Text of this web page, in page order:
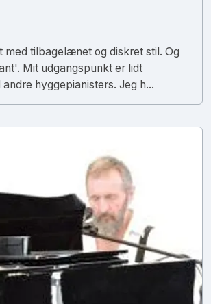
med tilbagelænet og diskret stil. Og
Mit udgangspunkt er lidt
hyggepianisters. Jeg h...